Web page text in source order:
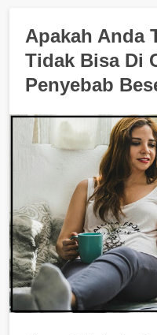
Apakah Anda
Tidak Bisa Di
Penyebab